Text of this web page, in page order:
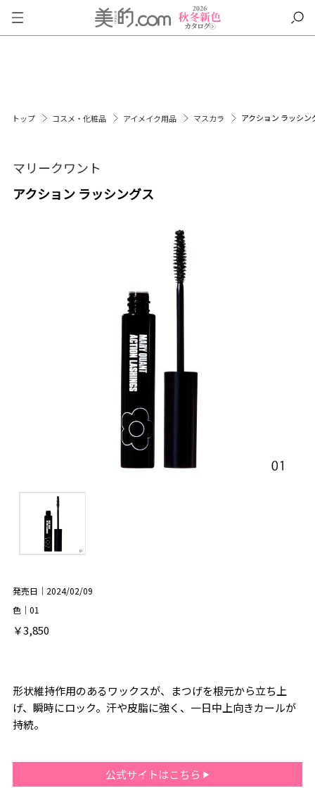
トップ コスメ・化粧品 アイメイク用品 マスカラ アクション ラッシン
マリークワント
アクション ラッシングス
発売日｜2024/02/09
色｜01
￥3,850
形状維持作用のあるワックスが、まつげを根元から立ち上
げ、瞬時にロック。汗や皮脂に強く、一日中上向きカールが
持続。
公式サイトはこちら